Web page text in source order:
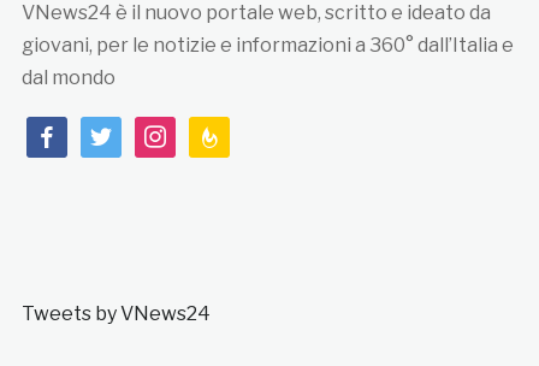
VNews24 è il nuovo portale web, scritto e ideato da
giovani, per le notizie e informazioni a 360° dall’Italia e
dal mondo
facebooktwitterinstagramfeedburner
Tweets by VNews24